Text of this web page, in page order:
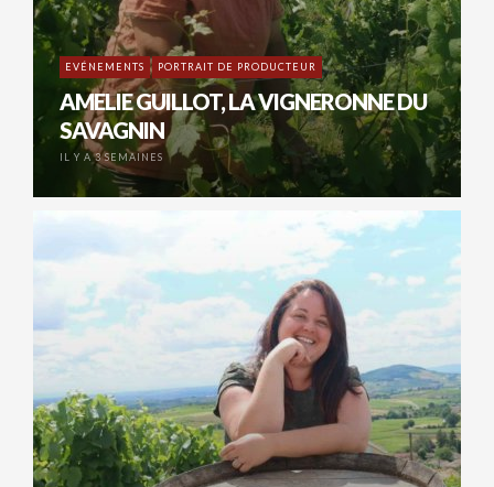
EVÉNEMENTS PORTRAIT DE PRODUCTEUR
AMELIE GUILLOT, LA VIGNERONNE DU
SAVAGNIN
IL Y A 3 SEMAINES